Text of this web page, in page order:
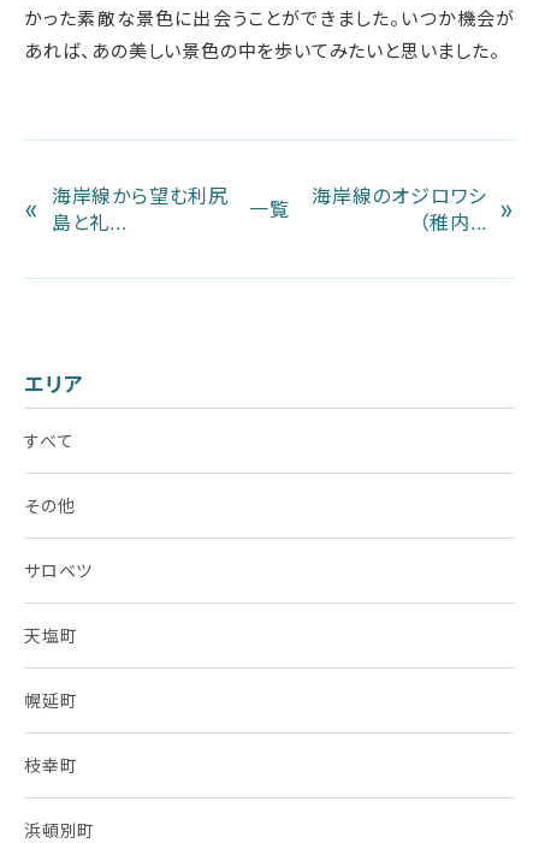
かった素敵な景色に出会うことができました。いつか機会が
あれば、あの美しい景色の中を歩いてみたいと思いました。
«
海岸線から望む利尻
島と礼...
一覧
海岸線のオジロワシ
（稚内...
»
エリア
すべて
その他
サロベツ
天塩町
幌延町
枝幸町
浜頓別町